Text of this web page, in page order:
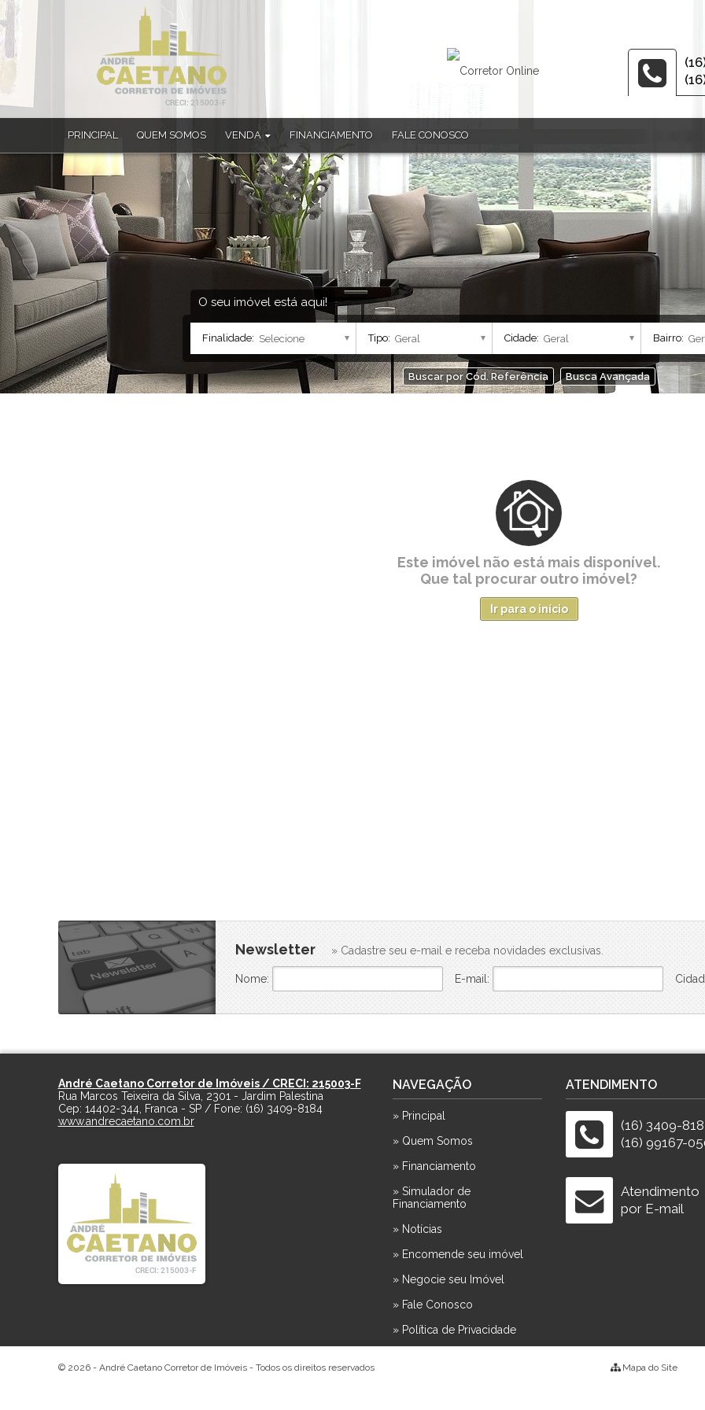
PRINCIPAL QUEM SOMOS VENDA
Apartamento (33)
Apartamento Alto Padrão (1)
Apartamento Duplex (4)
Casa (182)
Casa Alto Padrão (22)
Casa em Condomínio (4)
Sobrado (10)
Sobrado em Condomínio (1)
FINANCIAMENTO FALE CONOSCO
O seu imóvel está aqui!
Finalidade: Tipo: Cidade: Bairro:
Buscar por Cód. Referência Busca Avançada
Este imóvel não está mais disponível.
Que tal procurar outro imóvel?
Ir para o início
Newsletter » Cadastre seu e-mail e receba novidades exclusivas.
Nome: E-mail:
André Caetano Corretor de Imóveis / CRECI: 215003-F
Rua Marcos Teixeira da Silva, 2301 - Jardim Palestina
Cep: 14402-344, Franca - SP/ Fone: (16) 3409-8184
www.andrecaetano.com.br
NAVEGAÇÃO
» Principal
» Quem Somos
» Financiamento
» Simulador de
Financiamento
» Notícias
» Encomende seu imóvel
» Negocie seu Imóvel
» Fale Conosco
» Política de Privacidade
ATENDIMENTO
(16) 3409-
(16) 99167-
Atendimento
por E-mail
© 2026 - André Caetano Corretor de Imóveis- Todos os direitos reservados Mapa do Site